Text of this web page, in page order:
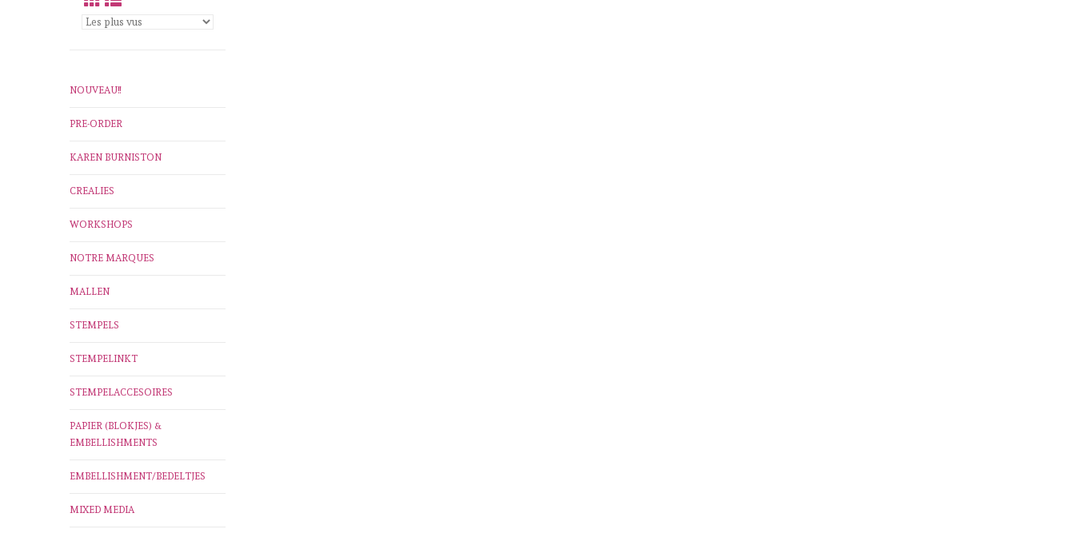
NOUVEAU!!
PRE-ORDER
KAREN BURNISTON
CREALIES
WORKSHOPS
NOTRE MARQUES
MALLEN
STEMPELS
STEMPELINKT
STEMPELACCESOIRES
PAPIER (BLOKJES) &
EMBELLISHMENTS
EMBELLISHMENT/BEDELTJES
MIXED MEDIA